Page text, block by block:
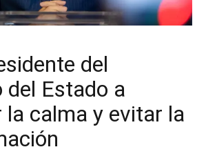
del
del Estado a
la calma y evitar la